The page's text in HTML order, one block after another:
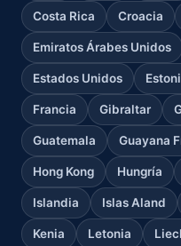
Costa Rica Croacia
Emiratos Árabes Unidos
Estados Unidos
Francia Gibraltar
Guatemala Guayana
Hong Kong Hungría
Islandia Islas Aland
Kenia Letonia